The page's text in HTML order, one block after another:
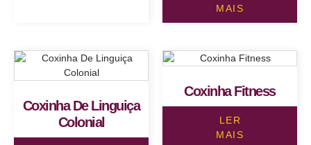
MAIS
Coxinha De Linguiça
Colonial
Coxinha Fitness
LER
MAIS